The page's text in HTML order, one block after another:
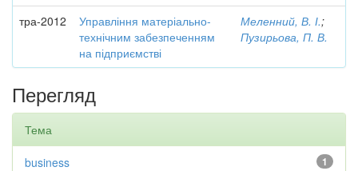
тра-2012
Управління матеріально-
технічним забезпеченням
на підприємстві
Меленний, В. І.;
Пузирьова, П. В.
Перегляд
Тема
1
business